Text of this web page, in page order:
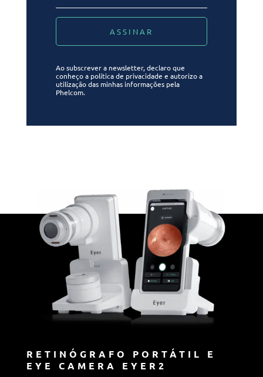
Ao subscrever a newsletter, declaro que
conheço a política de privacidade e autorizo a
utilização das minhas informações pela
Phelcom.
RETINÓGRAFO PORTÁTIL E
EYE CAMERA EYER2